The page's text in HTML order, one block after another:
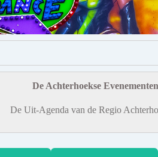
De Achterhoekse
De Uit-Agenda van de Regio